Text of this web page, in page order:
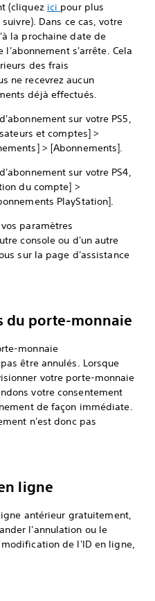
(cliquez ici pour plus
Dans ce cas, votre
la prochaine date de
s'arrête. Cela
des frais
ne recevrez aucun
déjà effectués.
sur votre PS5,
et comptes] >
> [Abonnements].
sur votre PS4,
du compte] >
PlayStation].
paramètres
console ou d'un autre
sur la page d'assistance
du porte-monnaie
monnaie
être annulés. Lorsque
votre porte-monnaie
votre consentement
de façon immédiate.
n'est donc pas
ligne
antérieur gratuitement,
l'annulation ou le
de l'ID en ligne,